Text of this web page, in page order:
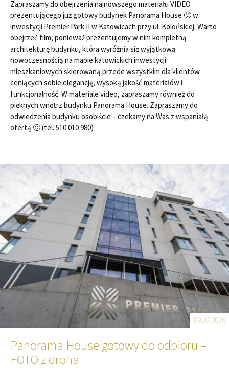
Zapraszamy do obejrzenia najnowszego materiału VIDEO
prezentującego już gotowy budynek Panorama House 🙂 w
inwestycji Premier Park II w Katowicach przy ul. Kolońskiej. Warto
obejrzeć film, ponieważ prezentujemy w nim kompletną
architekturę budynku, która wyróżnia się wyjątkową
nowoczesnością na mapie katowickich inwestycji
mieszkaniowych skierowaną przede wszystkim dla klientów
ceniących sobie elegancję, wysoką jakość materiałów i
funkcjonalność. W materiale video, zapraszamy również do
pięknych wnętrz budynku Panorama House. Zapraszamy do
odwiedzenia budynku osobiście – czekamy na Was z wspaniałą
ofertą 🙂 (tel. 510 010 980)
09.02.2026
Panorama House gotowy do odbioru –
FOTO z drona